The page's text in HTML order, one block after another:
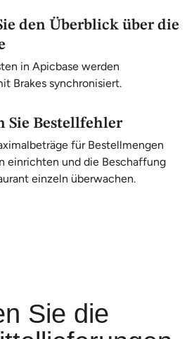
den Überblick über die
in Apicbase werden
Brakes synchronisiert.
Sie Bestellfehler
für Bestellmengen
einrichten und die Beschaffung
einzeln überwachen.
Sie die